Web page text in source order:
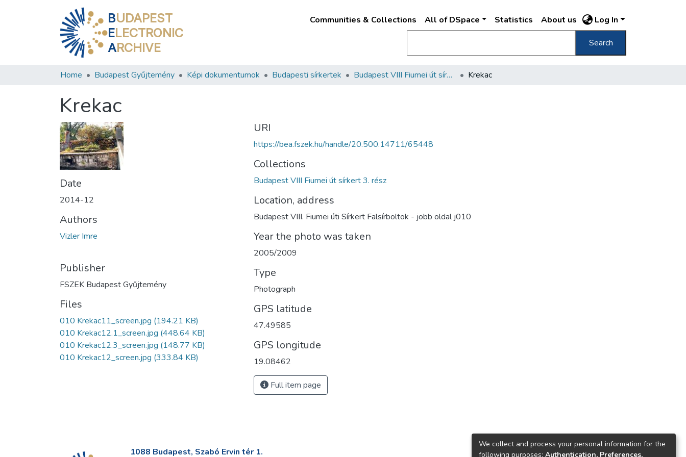
BUDAPEST
ELECTRONIC
ARCHIVE
Communities & Collections All of DSpace Statistics About us Log In
Search
Home Budapest Gyűjtemény Képi dokumentumok Budapesti sírkertek Budapest VIII Fiumei út sírkert 3. rész Krekac
Krekac
Date
2014-12
Authors
Vizler Imre
Publisher
FSZEK Budapest Gyűjtemény
Files
010 Krekac11_screen.jpg (194.21 KB)
010 Krekac12.1_screen.jpg (448.64 KB)
010 Krekac12.3_screen.jpg (148.77 KB)
010 Krekac12_screen.jpg (333.84 KB)
URI
https://bea.fszek.hu/handle/20.500.14711/65448
Collections
Budapest VIII Fiumei út sírkert 3. rész
Location, address
Budapest VIII. Fiumei úti Sírkert Falsírboltok - jobb oldal j010
Year the photo was taken
2005/2009
Type
Photograph
GPS latitude
47.49585
GPS longitude
19.08462
Full item page
1088 Budapest, Szabó Ervin tér 1.
We collect and process your personal information for the
following purposes: Authentication, Preferences,